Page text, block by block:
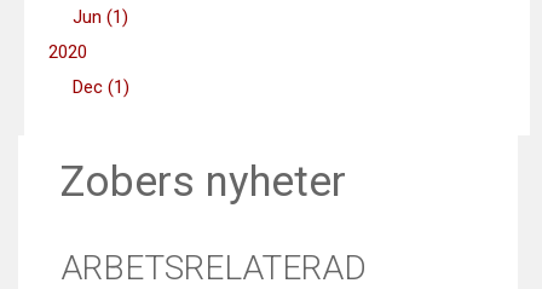
Jun (1)
2020
Dec (1)
Zobers nyheter
ARBETSRELATERAD